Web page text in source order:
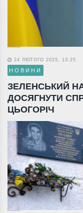
24 ЛЮТОГО 2025, 13:25
НОВИНИ
ЗЕЛЕНСЬКИЙ
ДОСЯГНУТИ
ЦЬОГОРІЧ